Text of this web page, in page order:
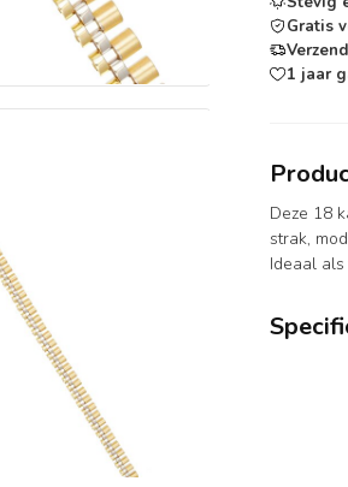
Gratis
1 jaar
Deze 18
strak,
Ideaal